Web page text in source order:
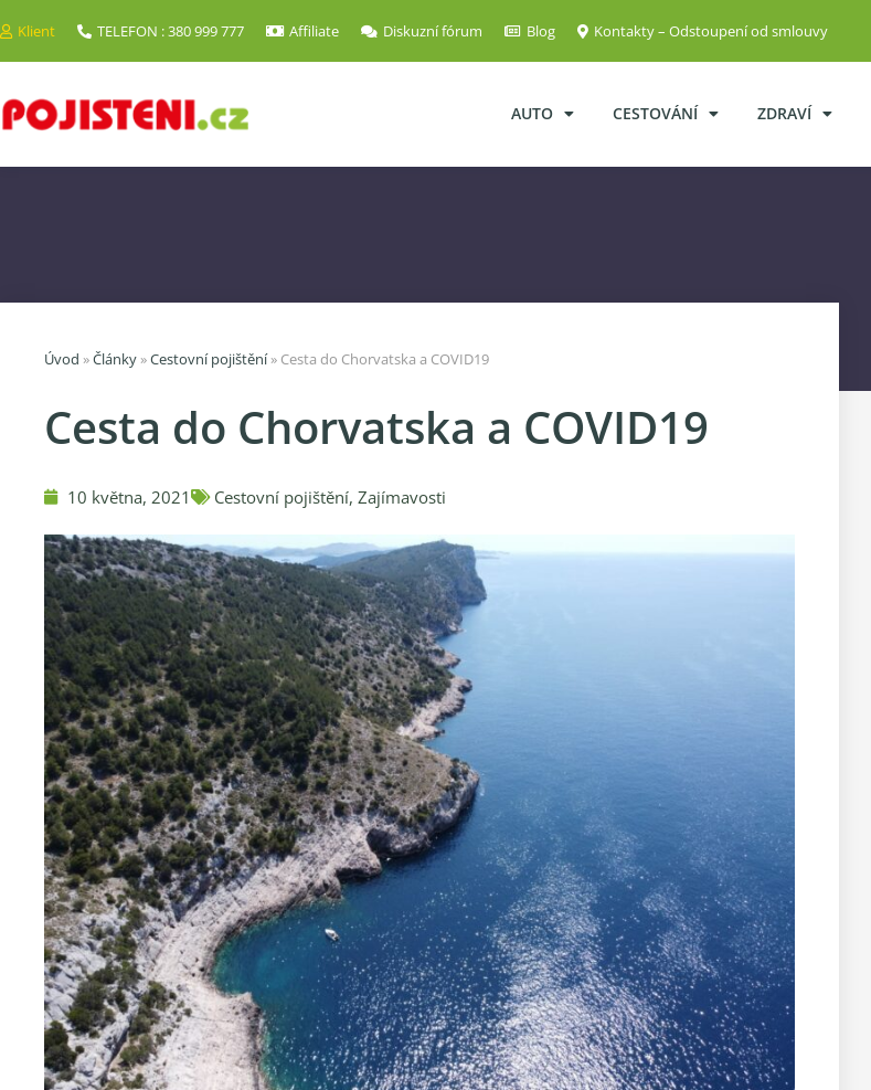
Klient TELEFON : 380 999 777 Affiliate Diskuzní fórum Blog Kontakty – Odstoupení od smlouvy
AUTO CESTOVÁNÍ ZDRAVÍ
Úvod »Články »Cestovní pojištění» Cesta do Chorvatska a COVID19
Cesta do Chorvatska a COVID19
10 května, 2021 Cestovní pojištění, Zajímavosti